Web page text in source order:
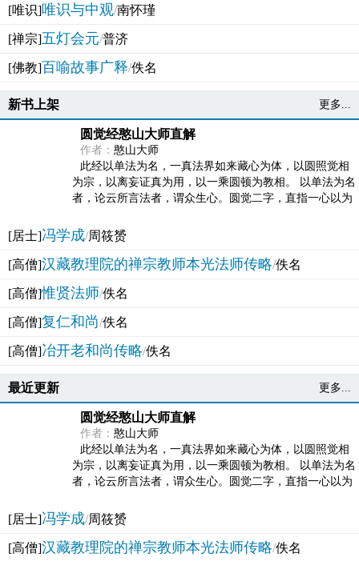
[唯识]唯识与中观/南怀瑾
[禅宗]五灯会元/普济
[佛教]百喻故事广释/佚名
新书上架 更多...
圆觉经憨山大师直解
作者： 憨山大师
此经以单法为名，一真法界如来藏心为体，以圆照觉相
为宗，以离妄证真为用，以一乘圆顿为教相。 以单法为名
者，论云所言法者，谓众生心。圆觉二字，直指一心以为
[居士]冯学成/周筱赟
[高僧]汉藏教理院的禅宗教师本光法师传略/佚名
[高僧]惟贤法师/佚名
[高僧]复仁和尚/佚名
[高僧]冶开老和尚传略/佚名
最近更新 更多...
圆觉经憨山大师直解
作者： 憨山大师
此经以单法为名，一真法界如来藏心为体，以圆照觉相
为宗，以离妄证真为用，以一乘圆顿为教相。 以单法为名
者，论云所言法者，谓众生心。圆觉二字，直指一心以为
[居士]冯学成/周筱赟
[高僧]汉藏教理院的禅宗教师本光法师传略/佚名